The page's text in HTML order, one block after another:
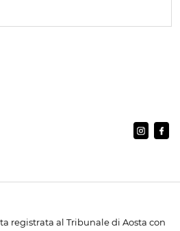
registrata al Tribunale di Aosta con